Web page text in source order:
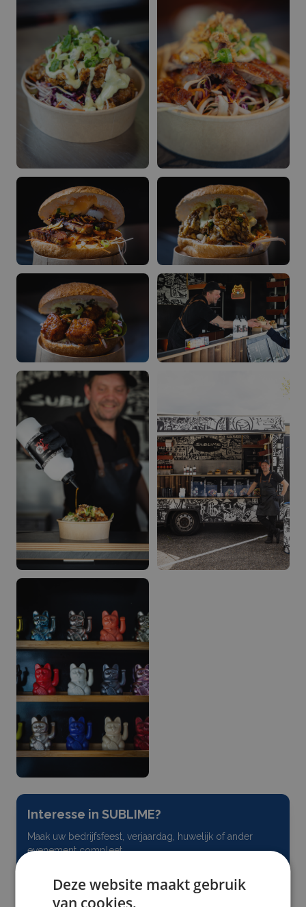
Interesse in SUBLIME?
Maak uw bedrijfsfeest, verjaardag, huwelijk of ander
evenement compleet.
Offerte aanvragen
Deze website maakt gebruik
van cookies.